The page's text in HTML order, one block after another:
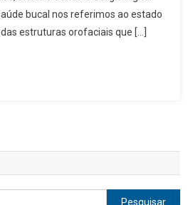
bucal nos referimos ao estado
estruturas orofaciais que […]
Pesquisar